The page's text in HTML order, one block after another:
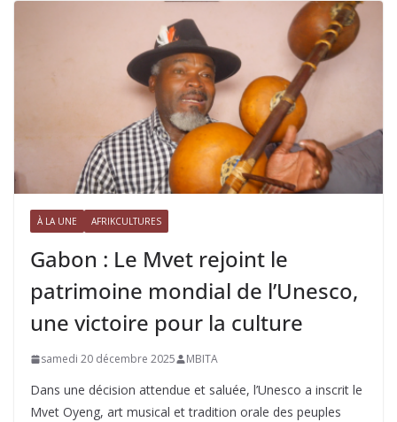
À LA UNE AFRIKCULTURES
Gabon : Le Mvet rejoint le
patrimoine mondial de l’Unesco,
une victoire pour la culture
samedi 20 décembre 2025 MBITA
Dans une décision attendue et saluée, l’Unesco a inscrit le
Mvet Oyeng, art musical et tradition orale des peuples